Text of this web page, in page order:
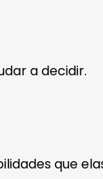
a decidir.
que